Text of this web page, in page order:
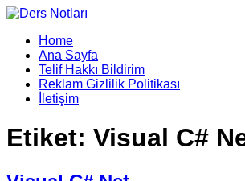
Home
Ana Sayfa
Telif Hakkı Bildirim
Reklam Gizlilik Politikası
İletişim
Etiket: Visual C#